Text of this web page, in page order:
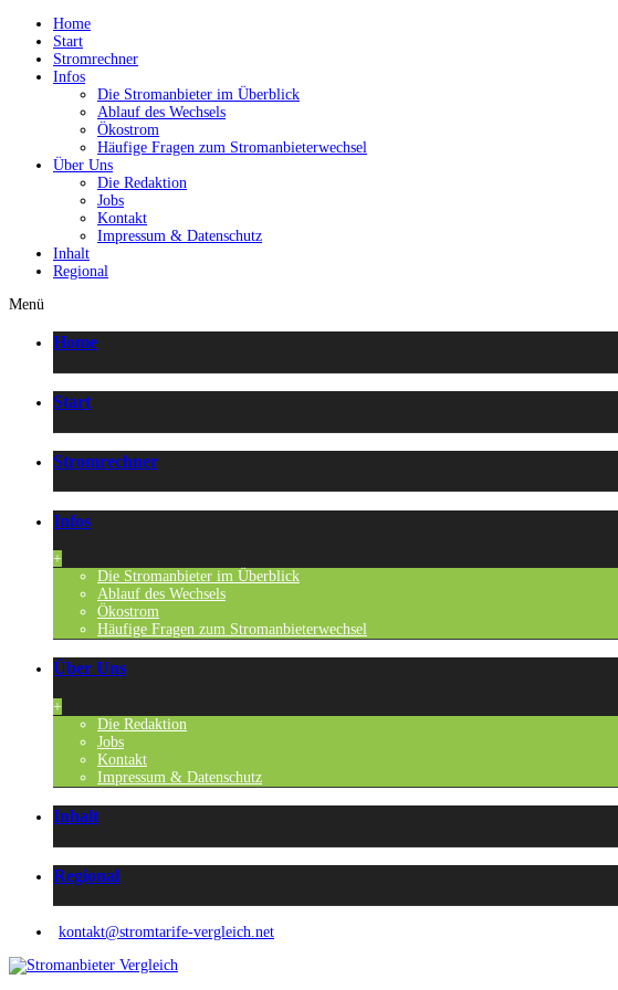
Home
Start
Stromrechner
Infos
Die Stromanbieter im Überblick
Ablauf des Wechsels
Ökostrom
Häufige Fragen zum Stromanbieterwechsel
Über Uns
Die Redaktion
Jobs
Kontakt
Impressum & Datenschutz
Inhalt
Regional
Menü
Home
Start
Stromrechner
Infos
+
Die Stromanbieter im Überblick
Ablauf des Wechsels
Ökostrom
Häufige Fragen zum Stromanbieterwechsel
Über Uns
+
Die Redaktion
Jobs
Kontakt
Impressum & Datenschutz
Inhalt
Regional
kontakt@stromtarife-vergleich.net